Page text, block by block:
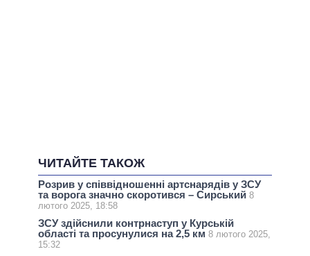
ЧИТАЙТЕ ТАКОЖ
Розрив у співвідношенні артснарядів у ЗСУ
та ворога значно скоротився – Сирський 8
лютого 2025, 18:58
ЗСУ здійснили контрнаступ у Курській
області та просунулися на 2,5 км 8 лютого 2025,
15:32